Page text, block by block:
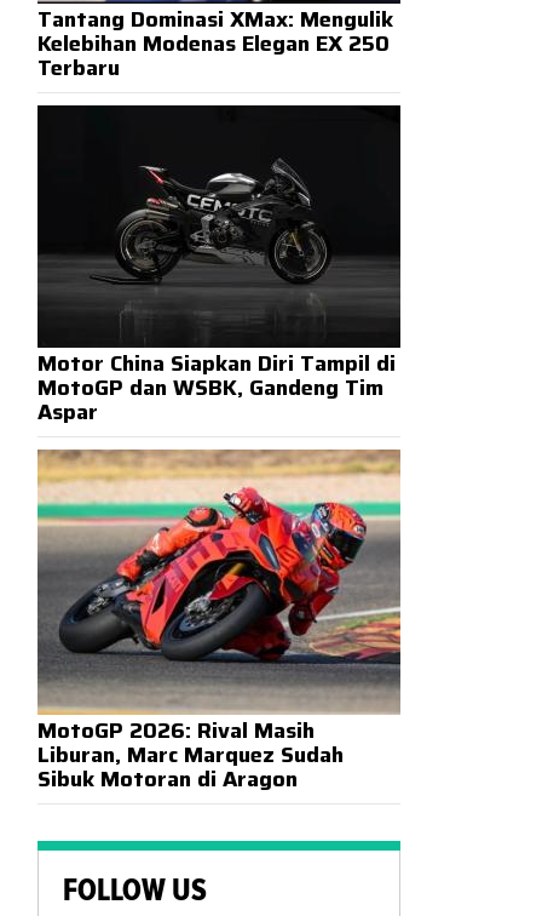
Tantang Dominasi XMax: Mengulik
Kelebihan Modenas Elegan EX 250
Terbaru
Motor China Siapkan Diri Tampil di
MotoGP dan WSBK, Gandeng Tim
Aspar
MotoGP 2026: Rival Masih
Liburan, Marc Marquez Sudah
Sibuk Motoran di Aragon
FOLLOW US